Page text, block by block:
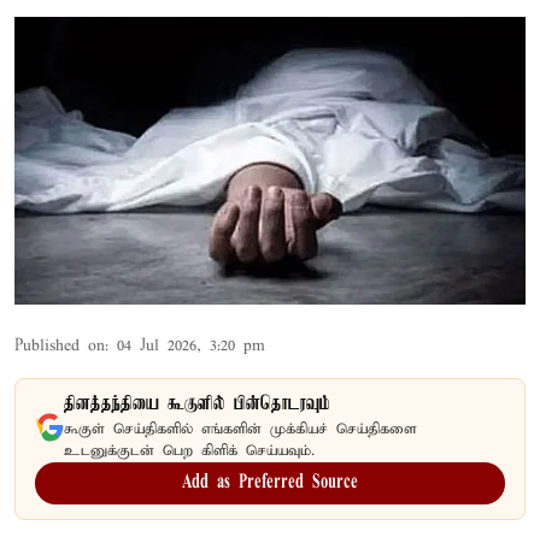
Published on: 04 Jul 2026, 3:20 pm
தினத்தந்தியை கூகுளில் பின்தொடரவும்
கூகுள் செய்திகளில் எங்களின் முக்கியச் செய்திகளை
உடனுக்குடன் பெற கிளிக் செய்யவும்.
Add as Preferred Source